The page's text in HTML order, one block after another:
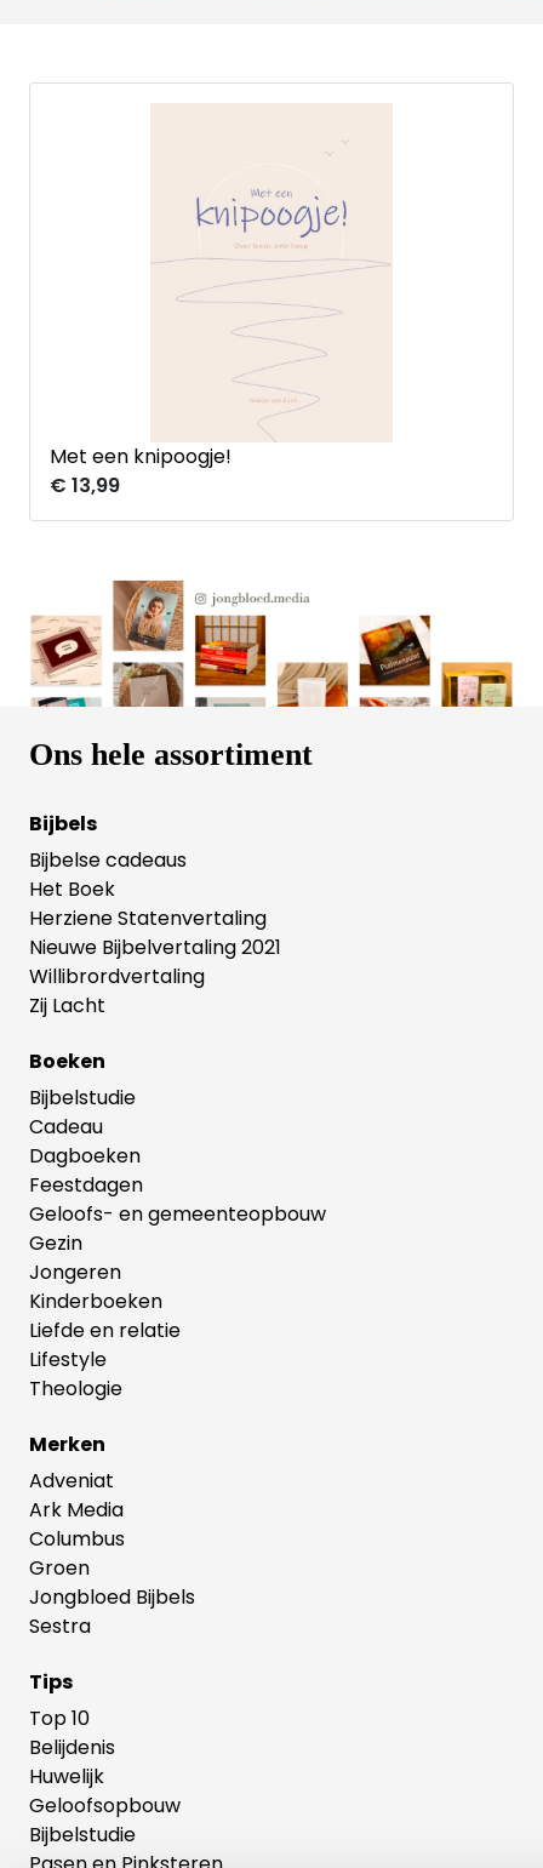
Met een knipoogje!
€ 13,99
Ons hele assortiment
Bijbels
Bijbelse cadeaus
Het Boek
Herziene Statenvertaling
Nieuwe Bijbelvertaling 2021
Willibrordvertaling
Zij Lacht
Boeken
Bijbelstudie
Cadeau
Dagboeken
Feestdagen
Geloofs- en gemeenteopbouw
Gezin
Jongeren
Kinderboeken
Liefde en relatie
Lifestyle
Theologie
Merken
Adveniat
Ark Media
Columbus
Groen
Jongbloed Bijbels
Sestra
Tips
Top 10
Belijdenis
Huwelijk
Geloofsopbouw
Bijbelstudie